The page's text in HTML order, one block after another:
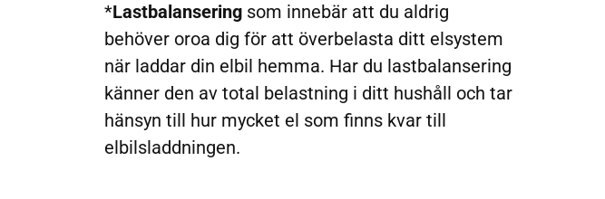
*Lastbalansering som innebär att du aldrig
behöver oroa dig för att överbelasta ditt elsystem
när laddar din elbil hemma. Har du lastbalansering
känner den av total belastning i ditt hushåll och tar
hänsyn till hur mycket el som finns kvar till
elbilsladdningen.